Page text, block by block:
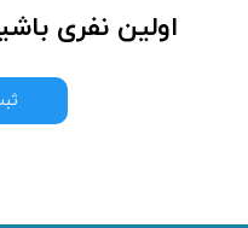
اولین نفری